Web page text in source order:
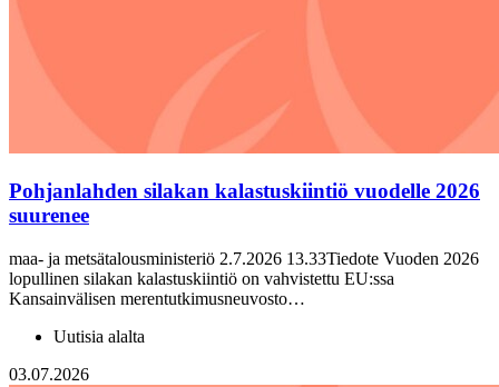
Pohjanlahden silakan kalastuskiintiö vuodelle 2026
suurenee
maa- ja metsätalousministeriö 2.7.2026 13.33Tiedote Vuoden 2026
lopullinen silakan kalastuskiintiö on vahvistettu EU:ssa
Kansainvälisen merentutkimusneuvosto…
Uutisia alalta
03.07.2026